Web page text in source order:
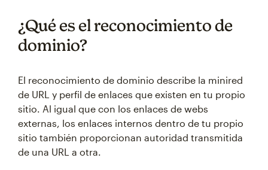
¿Qué es el reconocimiento de
dominio?
El reconocimiento de dominio describe la minired
de URL y perfil de enlaces que existen en tu propio
sitio. Al igual que con los enlaces de webs
externas, los enlaces internos dentro de tu propio
sitio también proporcionan autoridad transmitida
de una URL a otra.